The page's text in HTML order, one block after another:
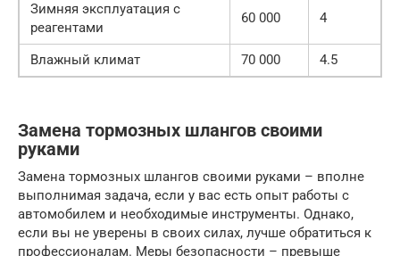
Зимняя эксплуатация с
реагентами
60 000 4
Влажный климат 70 000 4.5
Замена тормозных шлангов своими
руками
Замена тормозных шлангов своими руками – вполне
выполнимая задача, если у вас есть опыт работы с
автомобилем и необходимые инструменты. Однако,
если вы не уверены в своих силах, лучше обратиться к
профессионалам. Меры безопасности – превыше